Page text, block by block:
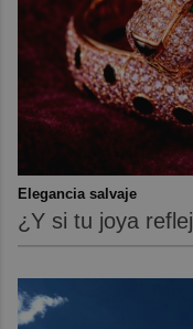
Elegancia salvaje
¿Y si tu joya